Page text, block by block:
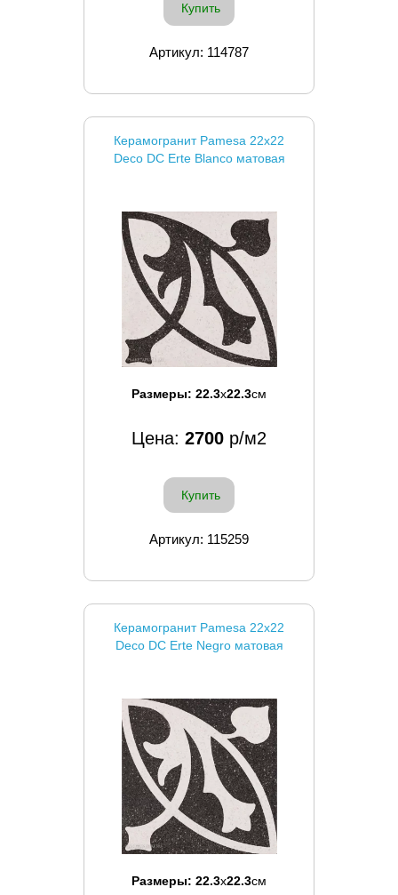
Купить
Артикул: 114787
Керамогранит Pamesa 22x22
Deco DC Erte Blanco матовая
Размеры: 22.3x22.3см
Цена: 2700 р/м2
Купить
Артикул: 115259
Керамогранит Pamesa 22x22
Deco DC Erte Negro матовая
Размеры: 22.3x22.3см